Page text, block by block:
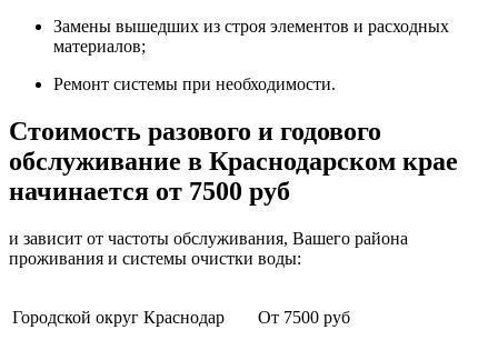
Замены вышедших из строя элементов и расходных
материалов;
Ремонт системы при необходимости.
Стоимость разового и годового
обслуживание в Краснодарском крае
начинается от 7500 руб
и зависит от частоты обслуживания, Вашего района
проживания и системы очистки воды:
Городской округ Краснодар От 7500 руб